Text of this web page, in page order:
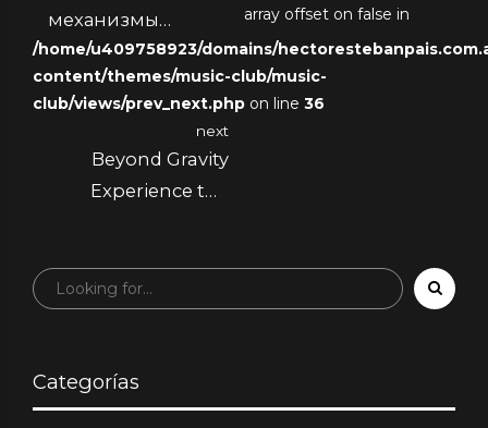
механизмы
наслаждения
array offset on false in
/home/u409758923/domains/
content/themes/music-club/music-
club/views/prev_next.php on line 36
next
Beyond Gravity
Experience the
Plinko game,
Boasting 99% RTP
Categorías